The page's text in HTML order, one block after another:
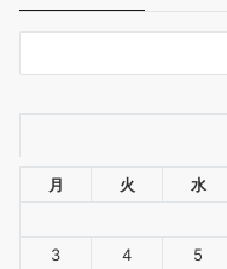
月 火 水
3
4 5